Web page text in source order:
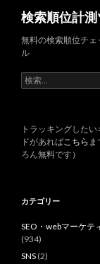
検索順位計
無料の検索順位チェ
ル
検
索
トラッキングしたい
ドがあればこちら ま
ろん無料です）
カテゴリー
SEO・webマーケテ
(934)
SNS (2)